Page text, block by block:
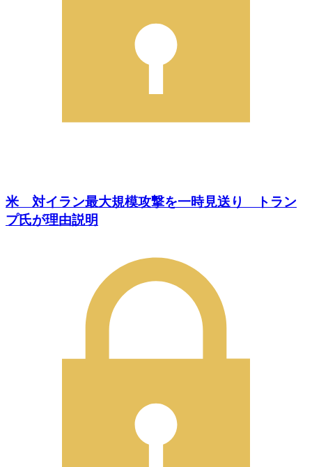
米 対イラン最大規模攻撃を一時見送り トラン
プ氏が理由説明